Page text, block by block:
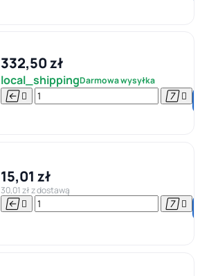
332,50 zł
local_shippingDarmowa wysyłka
   
15,01 zł
30,01 zł z dostawą
   